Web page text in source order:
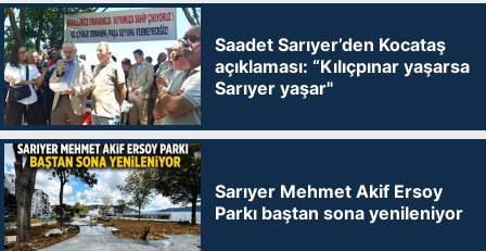
Saadet Sarıyer’den Kocataş
açıklaması: “Kılıçpınar yaşarsa
Sarıyer yaşar"
Sarıyer Mehmet Akif Ersoy
Parkı baştan sona yenileniyor